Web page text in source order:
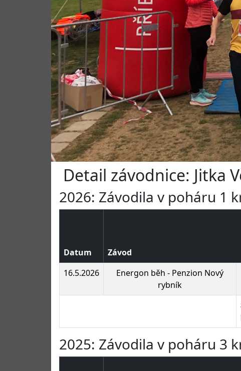
Detail závodnice: Jitka
2026: Závodila v poháru 1
Datum Závod
16.5.2026
Energon běh - Penzion Nový
rybník
2025: Závodila v poháru 3